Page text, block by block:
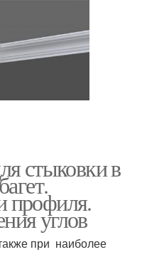
стыковки в
профиля.
углов
при наиболее